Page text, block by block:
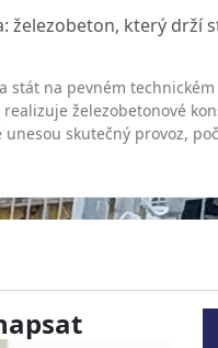
železobeton, který drží
stát na pevném technickém
železobetonové
skutečný provoz,